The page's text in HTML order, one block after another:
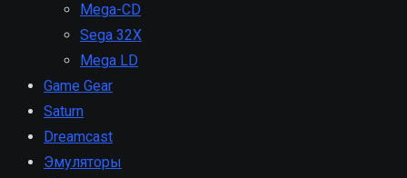
Mega-CD
Sega 32X
Mega LD
Game Gear
Saturn
Dreamcast
Эмуляторы